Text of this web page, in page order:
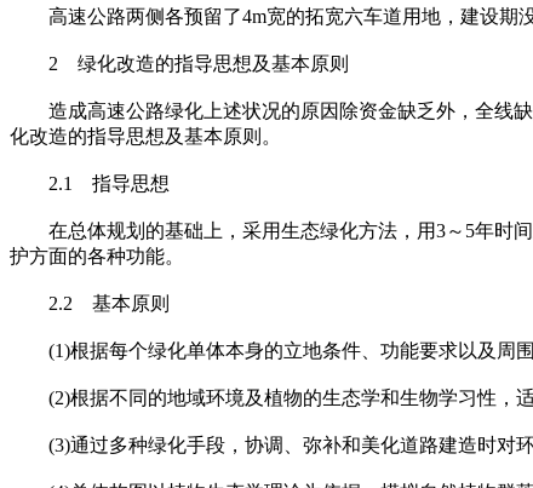
高速公路两侧各预留了4m宽的拓宽六车道用地，建设期没
2 绿化改造的指导思想及基本原则
造成高速公路绿化上述状况的原因除资金缺乏外，全线缺
化改造的指导思想及基本原则。
2.1 指导思想
在总体规划的基础上，采用生态绿化方法，用3～5年时间
护方面的各种功能。
2.2 基本原则
(1)根据每个绿化单体本身的立地条件、功能要求以及周围
(2)根据不同的地域环境及植物的生态学和生物学习性，适
(3)通过多种绿化手段，协调、弥补和美化道路建造时对环